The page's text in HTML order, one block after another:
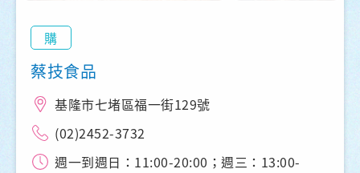
購
蔡技食品
基隆市七堵區福一街129號
(02)2452-3732
週一到週日：11:00-20:00；週三：13:00-